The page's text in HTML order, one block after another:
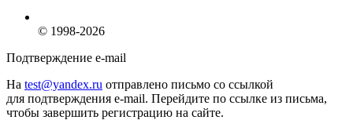
© 1998-2026
Подтверждение e-mail
На test@yandex.ru отправлено письмо со ссылкой
для подтверждения e-mail. Перейдите по ссылке из письма,
чтобы завершить регистрацию на сайте.